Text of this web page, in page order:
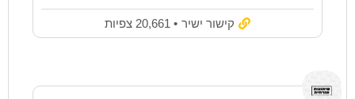
קישור ישיר • 20,661 צפיות